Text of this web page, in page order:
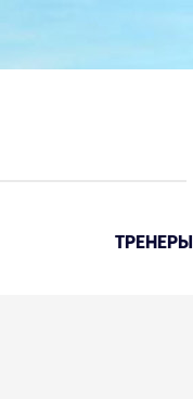
ТРЕНЕРЫ